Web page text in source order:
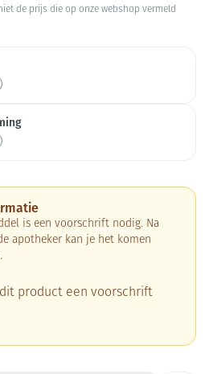
de prijs die op onze webshop vermeld
is een voorschrift nodig. Na
apotheker kan je het komen
dit product een voorschrift